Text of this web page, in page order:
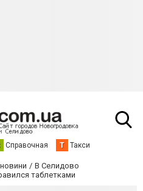
Справочная Т Такси
В Селидово
таблетками